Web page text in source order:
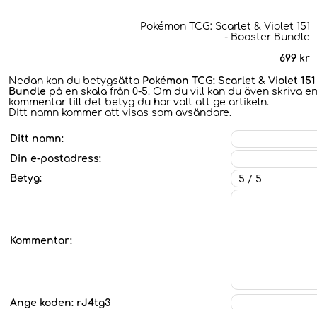
Pokémon TCG: Scarlet & Violet 151
- Booster Bundle
699 kr
Nedan kan du betygsätta Pokémon TCG: Scarlet & Violet
Bundle på en skala från 0-5. Om du vill kan du även skriva en
kommentar till det betyg du har valt att ge artikeln.
Ditt namn kommer att visas som avsändare.
Ditt namn:
Din e-postadress:
Betyg:
Kommentar:
Ange koden: rJ4tg3